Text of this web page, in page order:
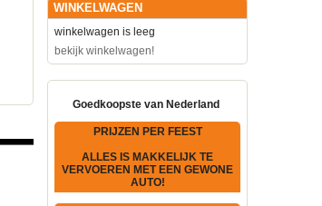
WINKELWAGEN
winkelwagen is leeg
bekijk winkelwagen!
Goedkoopste van Nederland
PRIJZEN PER FEEST
ALLES IS MAKKELIJK TE
VERVOEREN MET EEN GEWONE
AUTO!